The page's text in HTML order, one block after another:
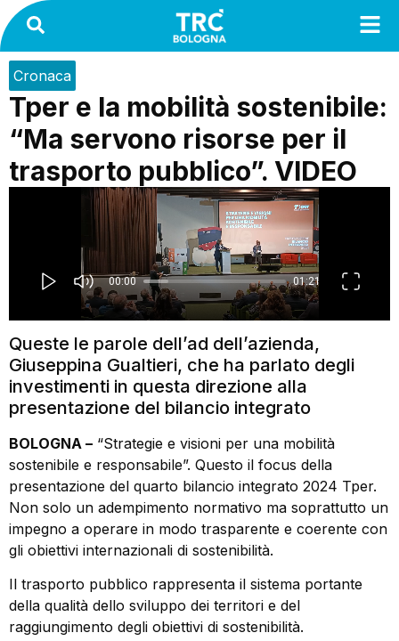
Cronaca
Tper e la mobilità sostenibile:
“Ma servono risorse per il
trasporto pubblico”. VIDEO
Queste le parole dell’ad dell’azienda,
Giuseppina Gualtieri, che ha parlato degli
investimenti in questa direzione alla
presentazione del bilancio integrato
BOLOGNA – “Strategie e visioni per una mobilità
sostenibile e responsabile”. Questo il focus della
presentazione del quarto bilancio integrato 2024 Tper.
Non solo un adempimento normativo ma soprattutto un
impegno a operare in modo trasparente e coerente con
gli obiettivi internazionali di sostenibilità.
Il trasporto pubblico rappresenta il sistema portante
della qualità dello sviluppo dei territori e del
raggiungimento degli obiettivi di sostenibilità.